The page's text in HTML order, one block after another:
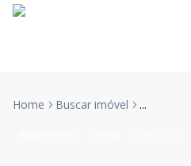
Home Buscar imóvel ...